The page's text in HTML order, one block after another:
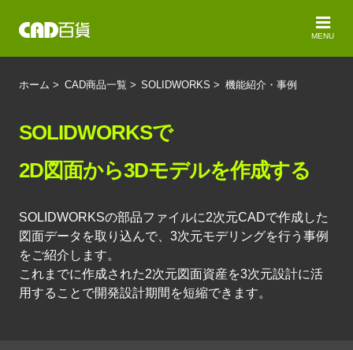
MENU
ホーム > CAD商品一覧 > SOLIDWORKS > 機能紹介・事例
SOLIDWORKSで
2D図面から3Dモデルを作成する
SOLIDWORKSの部品ファイルに2次元CADで作成した
図面データを取り込んで、3次元モデリングを行う事例
をご紹介します。
これまでに作成された2次元図面資産を3次元設計に活
用することで開発設計期間を短縮できます。